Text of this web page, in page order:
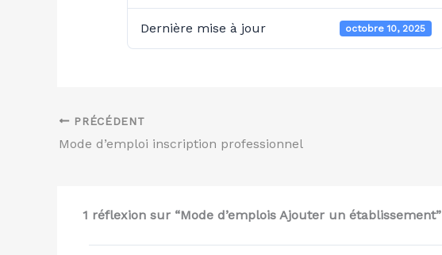
Dernière mise à jour octobre 10, 2025
PRÉCÉDENT
Mode d’emploi inscription professionnel
1 réflexion sur “Mode d’emplois Ajouter un établissement”